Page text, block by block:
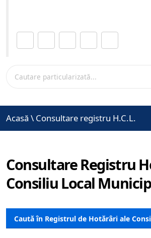
Acasă \ Consultare registru H.C.L.
Consultare Registru
Consiliu Local
Caută în Registrul de Hotărâri ale